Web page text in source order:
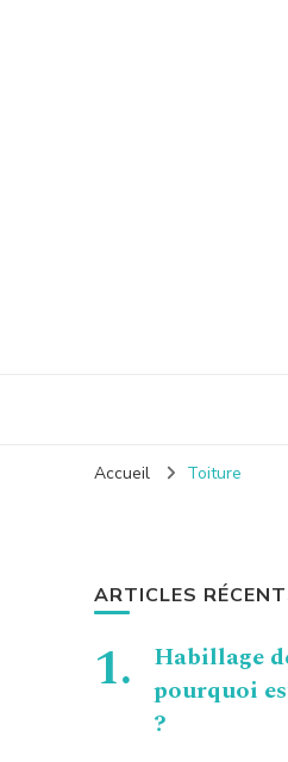
Accueil Toiture
ARTICLES
Habillage
pourquoi
?